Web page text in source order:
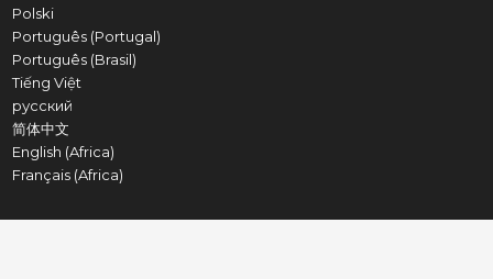
Polski
Português (Portugal)
Português (Brasil)
Tiếng Việt
русский
简体中文
English (Africa)
Français (Africa)